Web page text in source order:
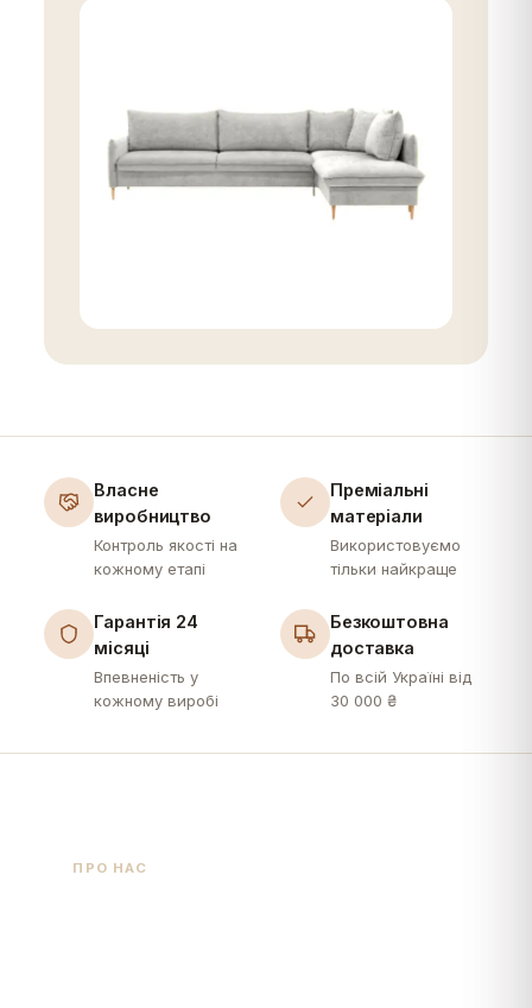
Подивитись більше
Приліжкові тумби
Подивитись більше
Дзеркала
Подивитись більше
Подивитись більше
Власне
виробництво
Контроль якості на
кожному етапі
Преміальні
матеріали
Використовуємо
тільки найкраще
Гарантія 24
місяці
Впевненість у
кожному виробі
Безкоштовна
доставка
По всій Україні від
30 000 ₴
ПРО НАС